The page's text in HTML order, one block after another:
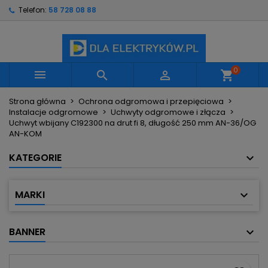
Telefon: 58 728 08 88
   shopping_cart0
Strona główna
Ochrona odgromowa i przepięciowa
Instalacje odgromowe
Uchwyty odgromowe i złącza
Uchwyt wbijany C192300 na drut fi 8, długość 250 mm AN-36/OG
AN-KOM
KATEGORIE
MARKI
BANNER
Utwórz nową listę
Nazwa listy życzeń
Anuluj Utwórz listę życzeń
Musisz być zalogowany by zapisać produkty na
swojej liście życzeń.
Anuluj Zaloguj się